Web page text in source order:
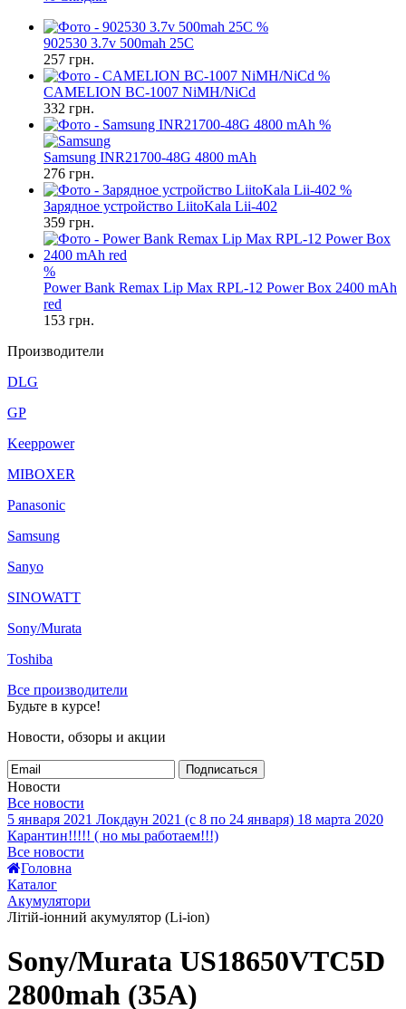
%
902530 3.7v 500mah 25C
257 грн.
%
CAMELION BC-1007 NiMH/NiCd
332 грн.
%
Samsung INR21700-48G 4800 mAh
276 грн.
%
Зарядное устройство LiitoKala Lii-402
359 грн.
%
Power Bank Remax Lip Max RPL-12 Power Box 2400 mAh
red
153 грн.
Производители
DLG
GP
Keeppower
MIBOXER
Panasonic
Samsung
Sanyo
SINOWATT
Sony/Murata
Toshiba
Все производители
Будьте в курсе!
Новости, обзоры и акции
Подписаться
Новости
Все новости
5 января 2021 Локдаун 2021 (с 8 по 24 января) 18 марта 2020
Карантин!!!!! ( но мы работаем!!!)
Все новости
Головна
Каталог
Акумулятори
Літій-іонний акумулятор (Li-ion)
Sony/Murata US18650VTC5D
2800mah (35А)